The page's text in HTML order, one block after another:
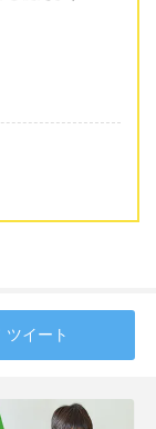
ツイート